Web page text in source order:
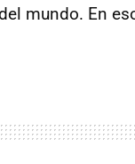
mundo. En